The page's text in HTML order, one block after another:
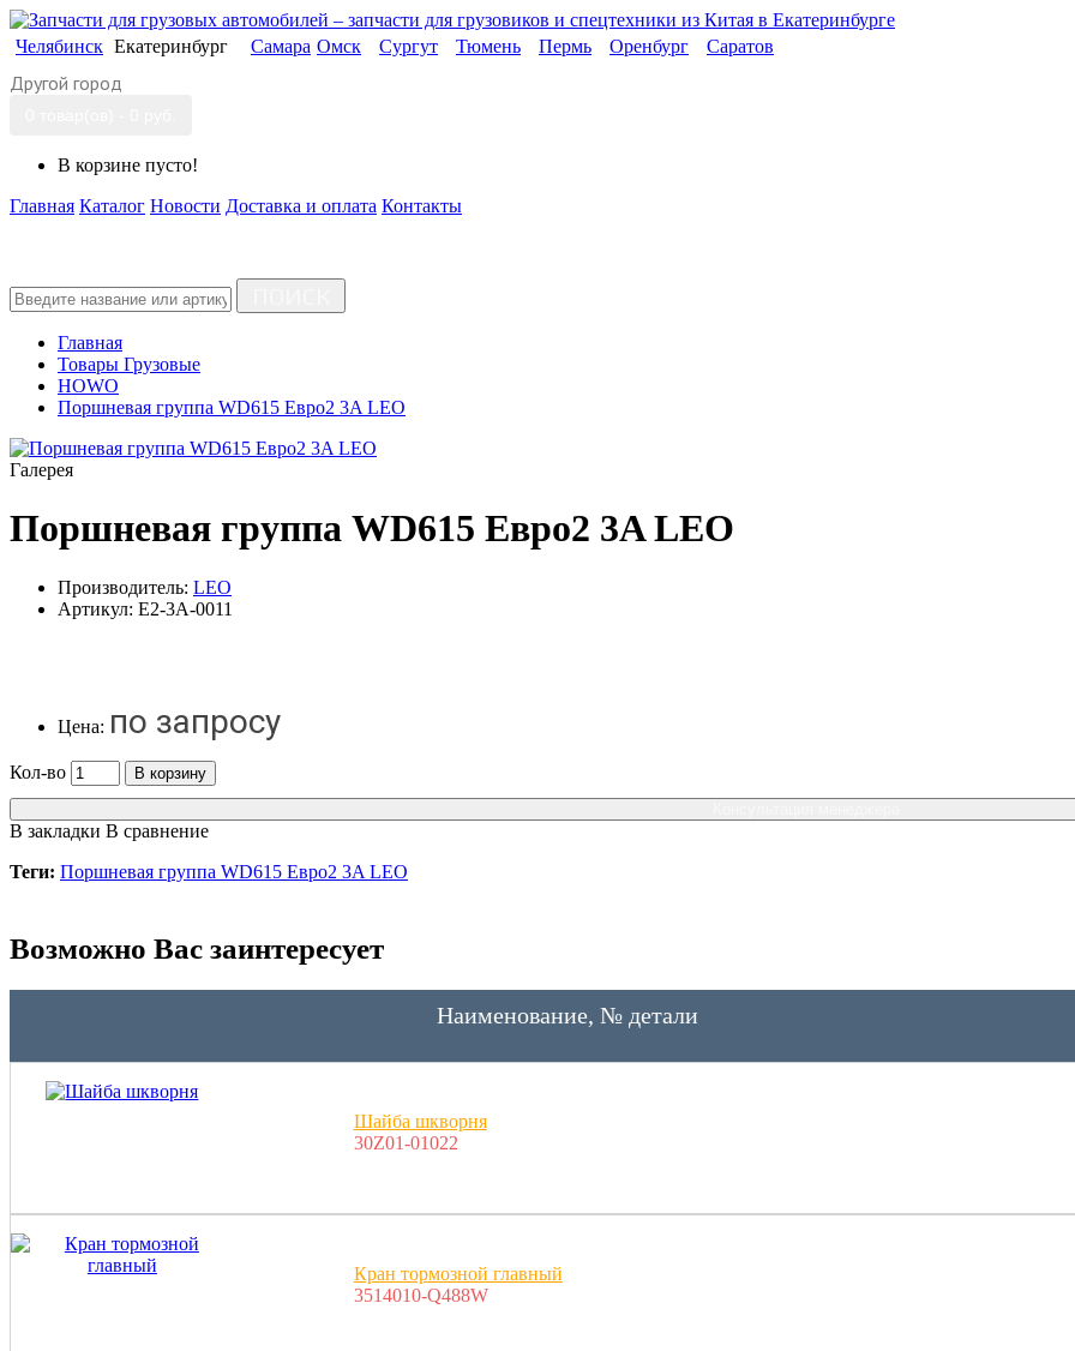
Челябинск Екатеринбург Самара Омск Сургут Тюмень Пермь Оренбург Саратов
Другой город
В корзине пусто!
Главная Каталог Новости Доставка и оплата Контакты
Главная
Товары Грузовые
HOWO
Поршневая группа WD615 Евро2 3A LEO
Галерея
Поршневая группа WD615 Евро2 3A LEO
Производитель: LEO
Артикул: E2-3A-0011
Цена: по запросу
Кол-во
В корзину
В закладки В сравнение
Теги: Поршневая группа WD615 Евро2 3A LEO
Возможно Вас заинтересует
Наименование, № детали
Шайба шкворня
30Z01-01022
Кран тормозной главный
3514010-Q488W